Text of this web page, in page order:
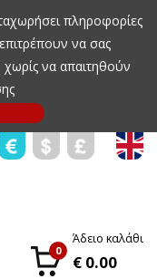
πληροφορίες
να σας
να απαιτηθούν
0
Άδειο καλάθι
€ 0.00